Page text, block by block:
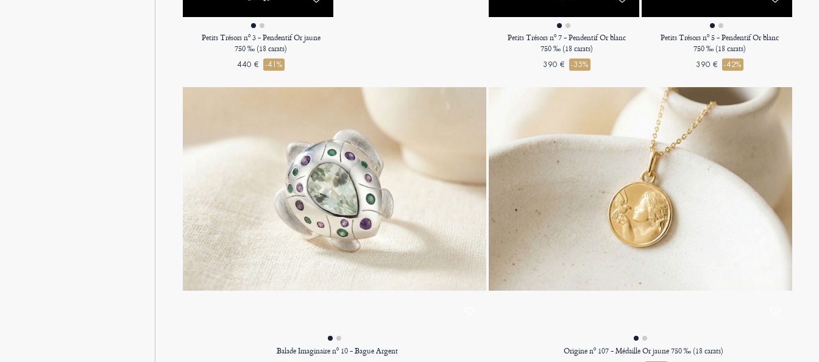
Petits Trésors nº 3 - Pendentif Or jaune
750 ‰ (18 carats)
440 € -41%
Petits Trésors nº 7 - Pendentif Or blanc
750 ‰ (18 carats)
390 € -35%
Petits Trésors nº 5 - Pendentif Or blanc
750 ‰ (18 carats)
390 € -42%
Balade Imaginaire nº 10 - Bague Argent Origine nº 107 - Médaille Or jaune 750 ‰ (18 carats)